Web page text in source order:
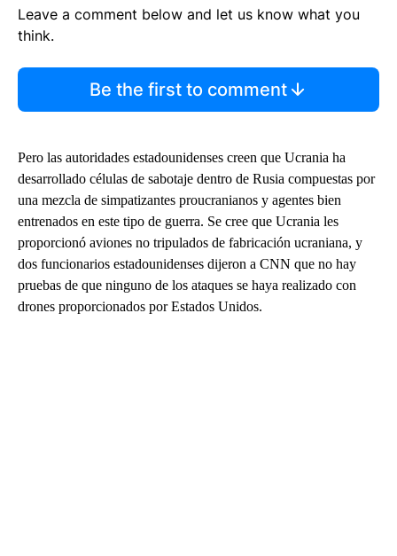
Leave a comment below and let us know what you
think.
Be the first to comment
Pero las autoridades estadounidenses creen que Ucrania ha
desarrollado células de sabotaje dentro de Rusia compuestas por
una mezcla de simpatizantes proucranianos y agentes bien
entrenados en este tipo de guerra. Se cree que Ucrania les
proporcionó aviones no tripulados de fabricación ucraniana, y
dos funcionarios estadounidenses dijeron a CNN que no hay
pruebas de que ninguno de los ataques se haya realizado con
drones proporcionados por Estados Unidos.